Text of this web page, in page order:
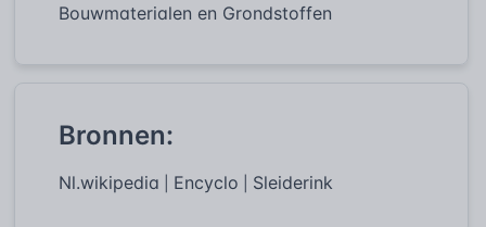
Bouwmaterialen en Grondstoffen
Bronnen:
Nl.wikipedia Encyclo Sleiderink